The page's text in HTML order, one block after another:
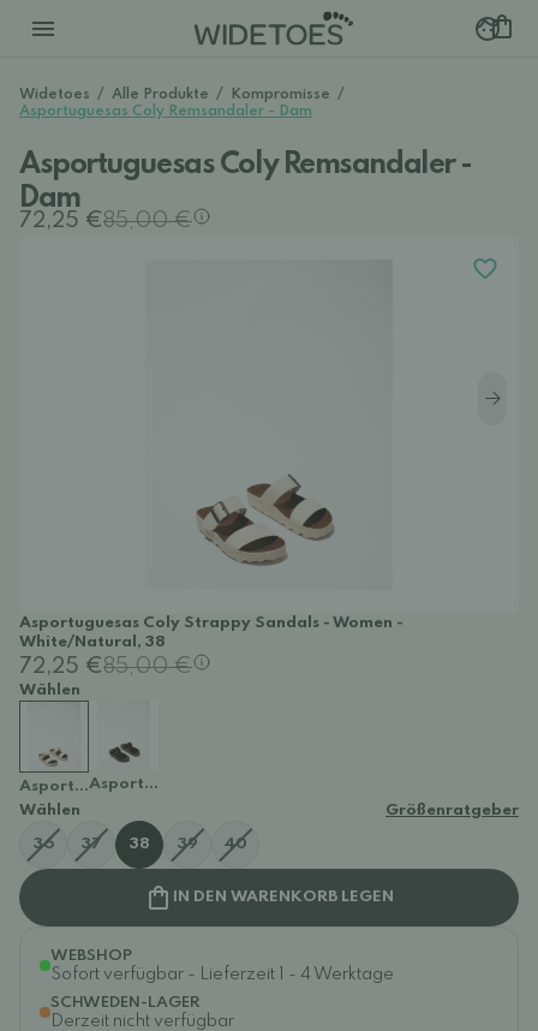
Widetoes / Alle Produkte / Kompromisse /
Asportuguesas Coly Remsandaler - Dam
Asportuguesas Coly Remsandaler -
Dam
72,25 €85,00 €
Asportuguesas Coly Strappy Sandals - Women -
White/Natural, 38
72,25 €85,00 €
Wählen
Asportuguesas Coly Strappy Sandals - Women - White/Natural
Asportuguesas Coly Strappy Sandals - Women - Black/
Wählen
Größenratgeber
36 37 38 39 40
IN DEN WARENKORB LEGEN
WEBSHOP
Sofort verfügbar - Lieferzeit 1 - 4 Werktage
SCHWEDEN-LAGER
Derzeit nicht verfügbar